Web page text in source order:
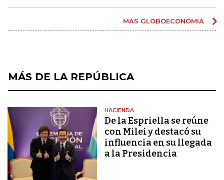
MÁS GLOBOECONOMÍA
MÁS DE LA REPÚBLICA
HACIENDA
De la Espriella se reúne
con Milei y destacó su
influencia en su llegada
a la Presidencia